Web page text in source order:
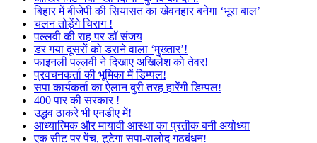
बिहार में बीजेपी की सियासत का खेवनहार बनेगा ‘भूरा बाल’
चलन तोड़ेंगे चिराग !
पल्लवी की राह पर डॉ संजय
डर गया दूसरों को डराने वाला ‘मुख्तार’!
फाइनली पल्लवी ने दिखाए अखिलेश को तेवर!
प्रवचनकर्ता की भूमिका में डिम्पल!
सपा कार्यकर्ता का ऐलान बुरी तरह हारेंगी डिम्पल!
400 पार की सरकार !
उद्धव ठाकरे भी एनडीए में!
आध्यात्मिक और मायावी आस्था का प्रतीक बनी अयोध्या
एक सीट पर पेंच, टूटेगा सपा-रालोद गठबंधन!